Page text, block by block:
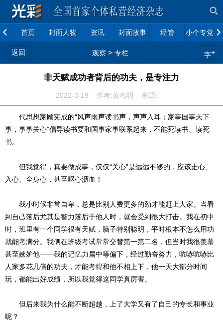
首页 封面人物 资讯 封面故事 经管 小个专党建
返回 观察 > 专栏 字+
非天赋成功者背后的功夫，是专注力
2022-3-19 作者:黄鸣明 来源:
代思想家顾宪成的“风声雨声读书声，声声入耳；家事国事天下
事，事事关心”倡导读书要和国事家事联系起来，不能死读书、读死
书。
但我觉得，真要做成事，仅仅“关心”是远远不够的，应该走心、
入心、全身心，甚至呕心沥血！
我小时候非常自卑，总是比别人费更多的劲才能赶上人家。当看
到自己落后尤其是智力落后于他人时，就会受到很大打击。我在初中
时，班里有一个同学很有天赋，脑子特别聪明，平时根本不怎么用功
就能考满分。我俩在班级考试常常交替第一第二名，但当时我很羡慕
甚至嫉妒他——我的记忆力属中等偏下，经过勤奋努力，吭哧吭哧比
人家多花几倍的功夫，才能考得和他不相上下，他一天大部分时间
玩，都能出好成绩，所以我觉得这同学真厉害。
但后来我为什么能不断超越，上了大学又有了自己的专长和事业
呢？